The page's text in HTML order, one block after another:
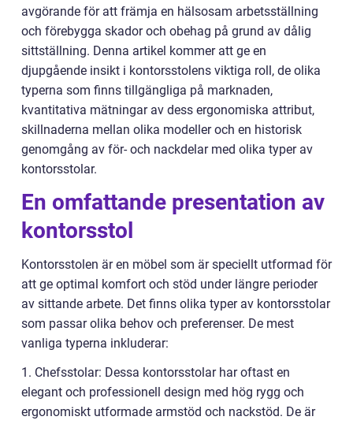
avgörande för att främja en hälsosam arbetsställning
och förebygga skador och obehag på grund av dålig
sittställning. Denna artikel kommer att ge en
djupgående insikt i kontorsstolens viktiga roll, de olika
typerna som finns tillgängliga på marknaden,
kvantitativa mätningar av dess ergonomiska attribut,
skillnaderna mellan olika modeller och en historisk
genomgång av för- och nackdelar med olika typer av
kontorsstolar.
En omfattande presentation av
kontorsstol
Kontorsstolen är en möbel som är speciellt utformad för
att ge optimal komfort och stöd under längre perioder
av sittande arbete. Det finns olika typer av kontorsstolar
som passar olika behov och preferenser. De mest
vanliga typerna inkluderar:
1. Chefsstolar: Dessa kontorsstolar har oftast en
elegant och professionell design med hög rygg och
ergonomiskt utformade armstöd och nackstöd. De är